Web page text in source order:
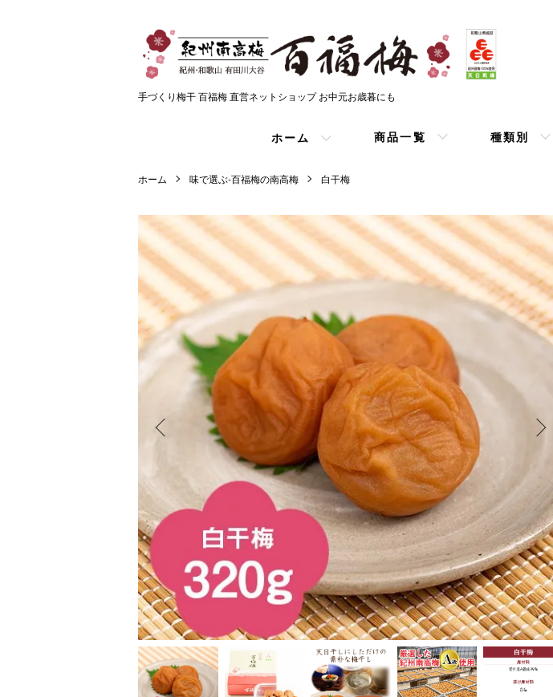
手づくり梅干 百福梅 直営ネットショップ お中元お歳暮にも
ホーム 商品一覧 種類別
ホーム 味で選ぶ-百福梅の南高梅 白干梅